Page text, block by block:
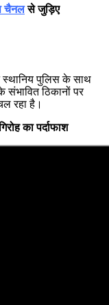
चैनलसे जुड़िए
स्थानिय पुलिस के साथ
संभावित ठिकानों पर
रहा है।
का पर्दाफाश